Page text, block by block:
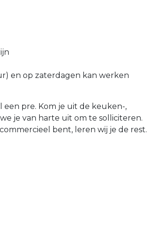
en op zaterdagen kan werken
een pre. Kom je uit de keuken-,
je van harte uit om te solliciteren.
bent, leren wij je de rest.